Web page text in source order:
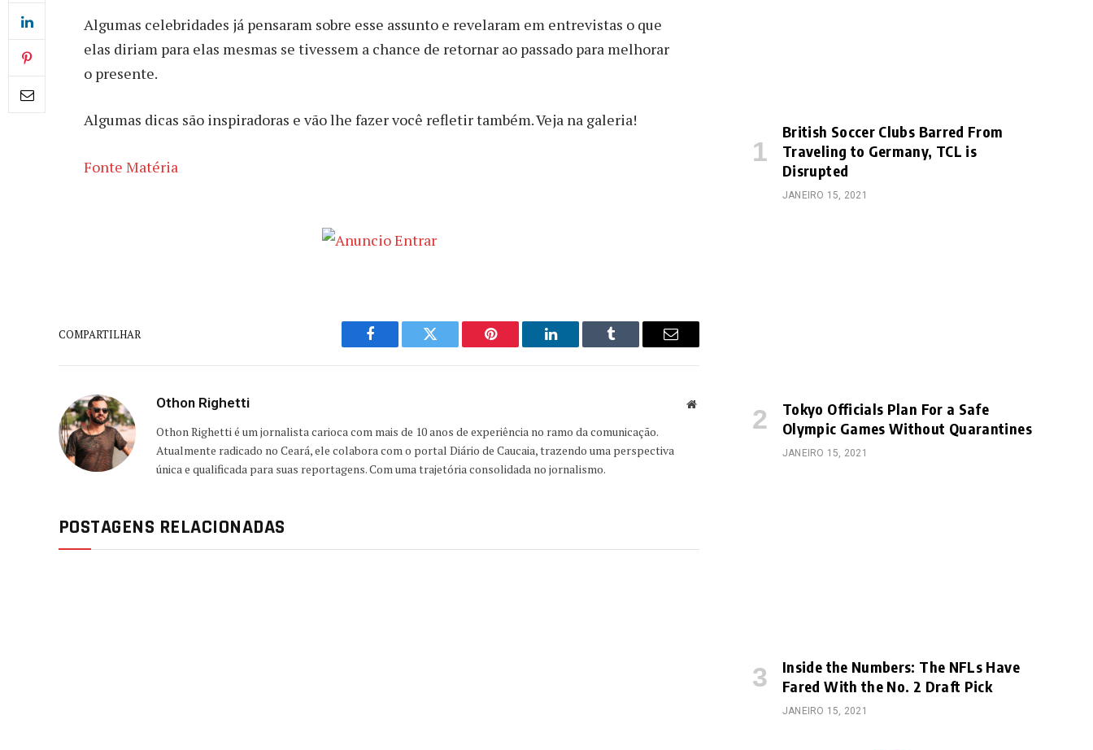
Algumas celebridades já pensaram sobre esse assunto e revelaram em entrevistas o que
elas diriam para elas mesmas se tivessem a chance de retornar ao passado para melhorar
o presente.
Algumas dicas são inspiradoras e vão lhe fazer você refletir também. Veja na galeria!
Fonte Matéria
COMPARTILHAR
Facebook Twitter Pinterest LinkedIn Tumblr Email
Othon Righetti Website
Othon Righetti é um jornalista carioca com mais de 10 anos de experiência no ramo da comunicação.
Atualmente radicado no Ceará, ele colabora com o portal Diário de Caucaia, trazendo uma perspectiva
única e qualificada para suas reportagens. Com uma trajetória consolidada no jornalismo.
POSTAGENS RELACIONADAS
British Soccer Clubs Barred From
Traveling to Germany, TCL is
Disrupted
JANEIRO 15, 2021
Tokyo Officials Plan For a Safe
Olympic Games Without Quarantines
JANEIRO 15, 2021
Inside the Numbers: The NFLs Have
Fared With the No. 2 Draft Pick
JANEIRO 15, 2021